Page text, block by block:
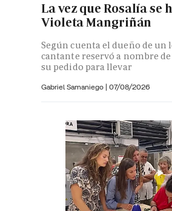
La vez que Rosalía se
Violeta Mangriñán
Según cuenta el dueño de un
cantante reservó a nombre
su pedido para llevar
Gabriel Samaniego | 07/08/2026